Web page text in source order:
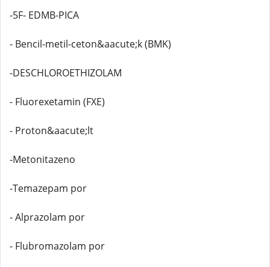
-5F- EDMB-PICA
- Bencil-metil-ceton&aacute;k (BMK)
-DESCHLOROETHIZOLAM
- Fluorexetamin (FXE)
- Proton&aacute;lt
-Metonitazeno
-Temazepam por
- Alprazolam por
- Flubromazolam por